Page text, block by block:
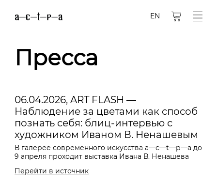
EN
Пресса
06.04.2026, ART FLASH —
Наблюдение за цветами как способ
познать себя: блиц-интервью с
художником Иваном В. Ненашевым
В галерее современного искусства a—с—t—р—а до
9 апреля проходит выставка Ивана В. Ненашева
Перейти в источник